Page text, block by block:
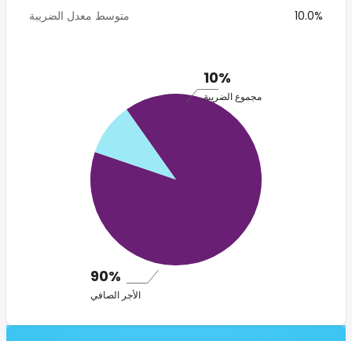
متوسط معدل الضريبة
10.0%
10%
مجموع الضريبة
90%
الأجر الصافي